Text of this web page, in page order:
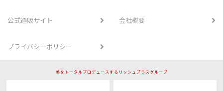
公式通販サイト 会社概要
プライバシーポリシー
美をトータルプロデュースするリッシュプラスグループ